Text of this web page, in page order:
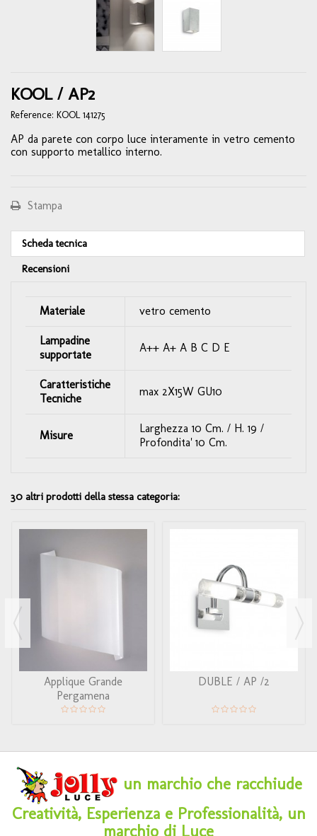
KOOL / AP2
Reference: KOOL 141275
AP da parete con corpo luce interamente in vetro cemento
con supporto metallico interno.
Stampa
Scheda tecnica
Recensioni
Materiale vetro cemento
Lampadine
supportate
A++ A+ A B C D E
Caratteristiche
Tecniche
max 2X15W GU10
Misure
Larghezza 10 Cm. / H. 19 /
Profondita' 10 Cm.
30 altri prodotti della stessa categoria:
Applique Grande
Pergamena
DUBLE / AP /2
un marchio che racchiude
Creatività, Esperienza e Professionalità, un
marchio di Luce